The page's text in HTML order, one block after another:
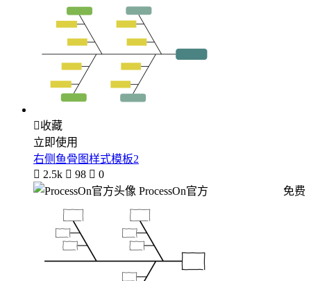
收藏
立即使用
右侧鱼骨图样式模板2
 2.5k  98  0
ProcessOn官方
免费